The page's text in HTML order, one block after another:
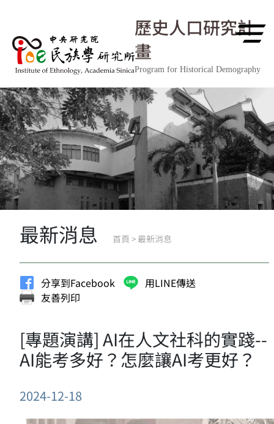
歷史人口研究計
畫
Program for Historical Demography
最新消息 首頁 > 最新消息
分享到Facebook
用LINE傳送
友善列印
[專題演講] AI在人文社科的實踐--
AI能考多好？怎麼讓AI考更好？
2024-12-18